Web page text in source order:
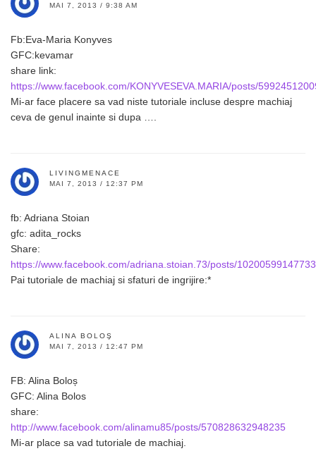
MAI 7, 2013 / 9:38 AM
Fb:Eva-Maria Konyves
GFC:kevamar
share link:
https://www.facebook.com/KONYVESEVA.MARIA/posts/
Mi-ar face placere sa vad niste tutoriale incluse despre machiaj
ceva de genul inainte si dupa ….
LIVINGMENACE
MAI 7, 2013 / 12:37 PM
fb: Adriana Stoian
gfc: adita_rocks
Share:
https://www.facebook.com/adriana.stoian.73/posts/
Pai tutoriale de machiaj si sfaturi de ingrijire:*
ALINA BOLOŞ
MAI 7, 2013 / 12:47 PM
FB: Alina Boloș
GFC: Alina Bolos
share:
http://www.facebook.com/alinamu85/posts/570828632948235
Mi-ar place sa vad tutoriale de machiaj.